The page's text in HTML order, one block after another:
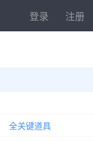
登录 注册
全关键道具